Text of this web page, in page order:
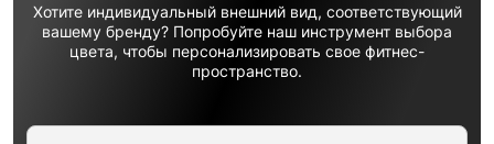
Хотите индивидуальный внешний вид, соответствующий
вашему бренду? Попробуйте наш инструмент выбора
цвета, чтобы персонализировать свое фитнес-
пространство.